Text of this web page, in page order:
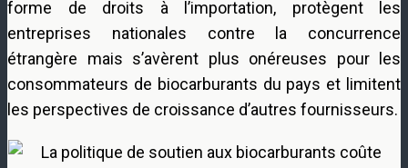
forme de droits à l’importation, protègent les
entreprises nationales contre la concurrence
étrangère mais s’avèrent plus onéreuses pour les
consommateurs de biocarburants du pays et limitent
les perspectives de croissance d’autres fournisseurs.